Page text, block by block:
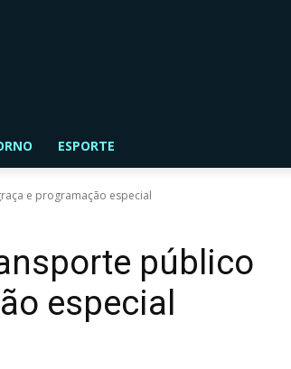
ESPORTE
e programação especial
público
especial